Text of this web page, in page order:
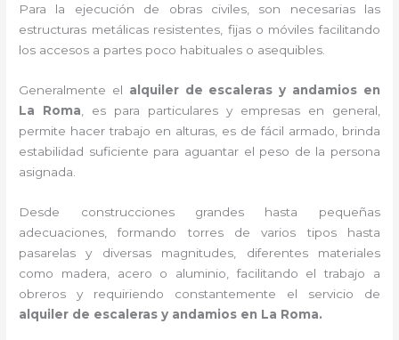
Para la ejecución de obras civiles, son necesarias las
estructuras metálicas resistentes, fijas o móviles facilitando
los accesos a partes poco habituales o asequibles.
Generalmente el alquiler de escaleras y andamios en
La Roma , es para particulares y empresas en general,
permite hacer trabajo en alturas, es de fácil armado, brinda
estabilidad suficiente para aguantar el peso de la persona
asignada.
Desde construcciones grandes hasta pequeñas
adecuaciones, formando torres de varios tipos hasta
pasarelas y diversas magnitudes, diferentes materiales
como madera, acero o aluminio, facilitando el trabajo a
obreros y requiriendo constantemente el servicio de
alquiler de escaleras y andamios en La Roma.